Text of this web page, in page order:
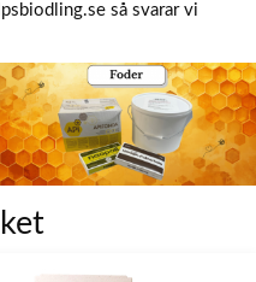
så svarar vi